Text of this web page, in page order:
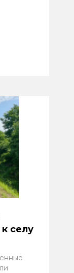
селу